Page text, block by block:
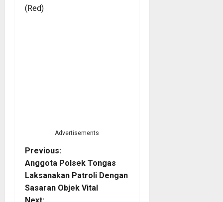
(Red)
Advertisements
P
o
s
Previous:
Anggota Polsek Tongas
Laksanakan Patroli Dengan
Sasaran Objek Vital